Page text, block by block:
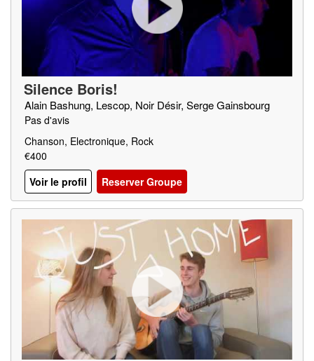
Silence Boris!
Alain Bashung, Lescop, Noir Désir, Serge Gainsbourg
Pas d'avis
Chanson, Electronique, Rock
€400
Voir le profil
Reserver Groupe